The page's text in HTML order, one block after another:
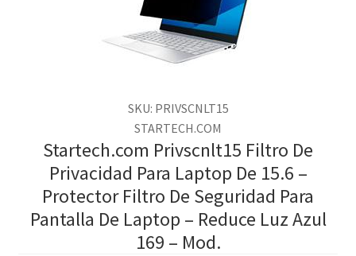
SKU: PRIVSCNLT15
STARTECH.COM
Startech.com Privscnlt15 Filtro De
Privacidad Para Laptop De 15.6 –
Protector Filtro De Seguridad Para
Pantalla De Laptop – Reduce Luz Azul
169 – Mod.